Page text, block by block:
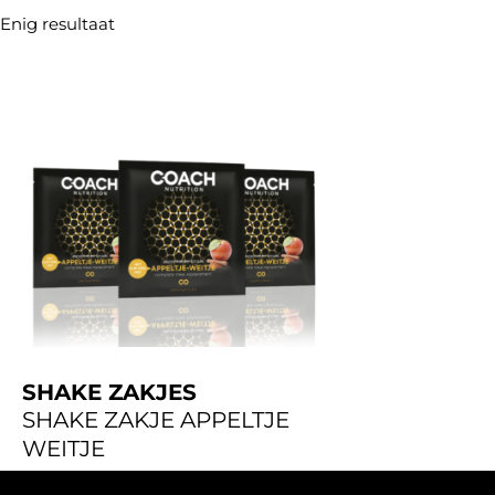
Enig resultaat
SHAKE ZAKJES
SHAKE ZAKJE APPELTJE
WEITJE